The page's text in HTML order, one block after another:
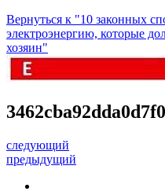
Вернуться к "10 законных
электроэнергию, которые
хозяин"
следующий
предыдущий